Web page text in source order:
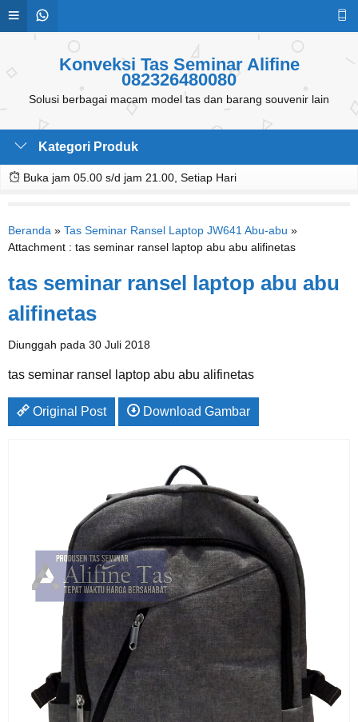
Konveksi Tas Seminar Alifine
082326480080
Solusi berbagai macam model tas dan barang souvenir lain
Kategori Produk
Buka jam 05.00 s/d jam 21.00, Setiap Hari
Beranda » Tas Seminar Ransel Laptop JW641 Abu-abu »
Attachment : tas seminar ransel laptop abu abu alifinetas
tas seminar ransel laptop abu abu
alifinetas
Diunggah pada 30 Juli 2018
tas seminar ransel laptop abu abu alifinetas
Original Post Download Gambar